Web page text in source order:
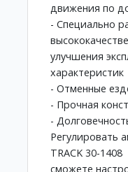
движения по
- Специально
улучшения
характеристик
- Отменные
- Прочная
-
Регулировать
TRACK 30-
сможете